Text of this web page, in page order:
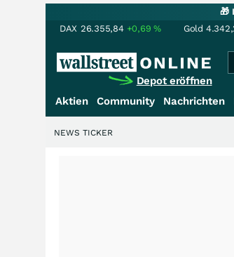
🎁
DAX 26.355,84 +0,69% Gold
Depot eröffnen
Aktien Community Nachrichten
NEWS TICKER